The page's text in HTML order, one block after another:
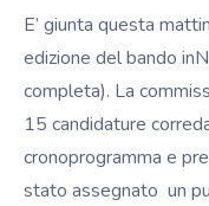
E’ giunta questa
edizione del bando
completa). La
15 candidature
cronoprogramma e
stato assegnato un